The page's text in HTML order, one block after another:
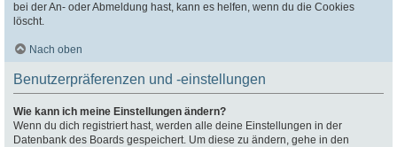
bei der An- oder Abmeldung hast, kann es helfen, wenn du die Cookies
löscht.
Nach oben
Benutzerpräferenzen und -einstellungen
Wie kann ich meine Einstellungen ändern?
Wenn du dich registriert hast, werden alle deine Einstellungen in der
Datenbank des Boards gespeichert. Um diese zu ändern, gehe in den